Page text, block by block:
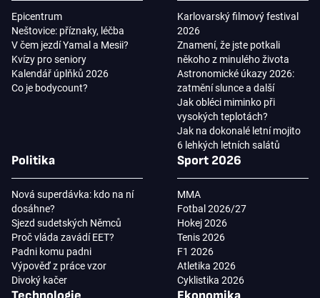
Epicentrum
Neštovice: příznaky, léčba
V čem jezdí Yamal a Mesii?
Kvízy pro seniory
Kalendář úplňků 2026
Co je bodycount?
Karlovarský filmový festival
2026
Znamení, že jste potkali
někoho z minulého života
Astronomické úkazy 2026:
zatmění slunce a další
Jak obléci miminko při
vysokých teplotách?
Jak na dokonalé letní mojito
6 lehkých letních salátů
Politika
Nová superdávka: kdo na ní
dosáhne?
Sjezd sudetských Němců
Proč vláda zavádí EET?
Padni komu padni
Výpověď z práce vzor
Divoký kačer
Sport 2026
MMA
Fotbal 2026/27
Hokej 2026
Tenis 2026
F1 2026
Atletika 2026
Cyklistika 2026